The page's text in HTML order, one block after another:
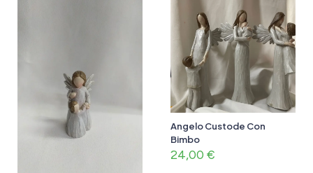
Angelo Custode Con
Bimbo
24,00 €